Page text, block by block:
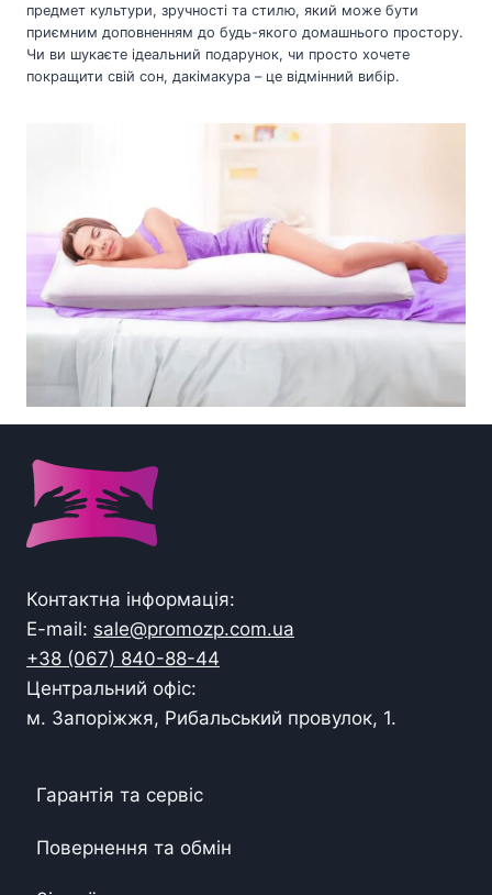
предмет культури, зручності та стилю, який може бути
приємним доповненням до будь-якого домашнього простору.
Чи ви шукаєте ідеальний подарунок, чи просто хочете
покращити свій сон, дакімакура – це відмінний вибір.
Контактна інформація:
E-mail: sale@promozp.com.ua
+38 (067) 840-88-44
Центральний офіс:
м. Запоріжжя, Рибальський провулок, 1.
Гарантія та сервіс
Повернення та обмін